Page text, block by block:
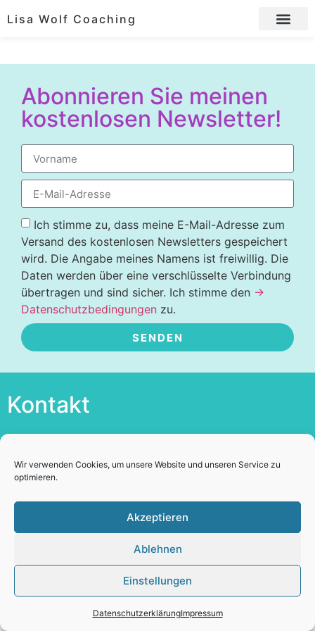
Wir verwenden Cookies, um unsere Website und unseren Service zu
optimieren.
Akzeptieren
Ablehnen
Einstellungen
DatenschutzerklärungImpressum
Lisa Wolf Coaching
Abonnieren Sie meinen
kostenlosen Newsletter!
Ich stimme zu, dass meine E-Mail-Adresse zum
Versand des kostenlosen Newsletters gespeichert
wird. Die Angabe meines Namens ist freiwillig. Die
Daten werden über eine verschlüsselte Verbindung
übertragen und sind sicher. Ich stimme den →
Datenschutzbedingungen zu.
SENDEN
Kontakt
+43 676 6753372
Skype: Elisabeth Wolf Telek